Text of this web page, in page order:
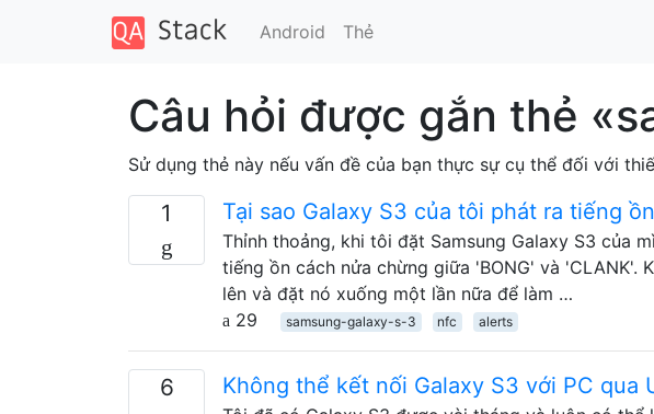
Android Thẻ
Câu hỏi được gắn thẻ
Sử dụng thẻ này nếu vấn đề của bạn thực sự cụ thể đối với
1 Tại sao Galaxy S3 của tôi phát ra tiếng
Thỉnh thoảng, khi tôi đặt Samsung Galaxy S3 của
tiếng ồn cách nửa chừng giữa 'BONG' và
lên và đặt nó xuống một lần nữa để làm …
29
samsung-galaxy-s-3 nfc alerts
6 Không thể kết nối Galaxy S3 với PC qua